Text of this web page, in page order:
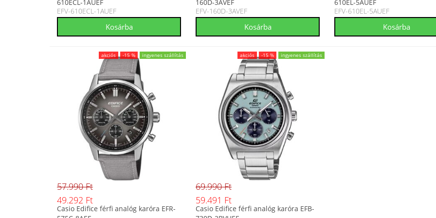
610ECL-1AUEF
EFV-610ECL-1AUEF
160D-3AVEF
EFV-160D-3AVEF
610EL-5AUEF
EFV-610EL-5AUEF
akciós -15 % ingyenes szállítás
57.990 Ft
49.292 Ft
Casio Edifice férfi analóg karóra EFR-
akciós -15 % ingyenes szállítás
69.990 Ft
59.491 Ft
Casio Edifice férfi analóg karóra EFB-